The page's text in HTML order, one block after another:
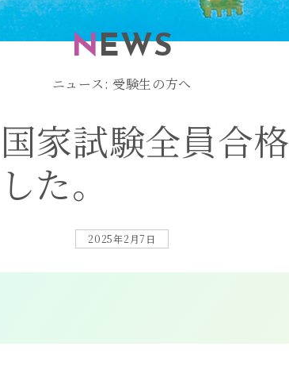
NEWS
ニュース: 受験生の方へ
国家試験全員合格
した。
2025年2月7日